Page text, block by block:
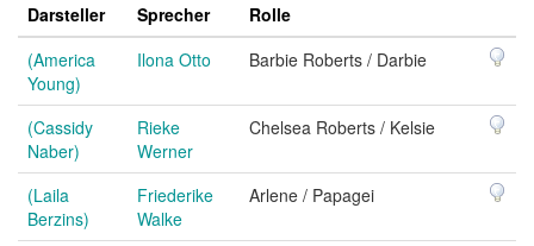
Darsteller Sprecher
Rolle
(America
Young)
Ilona Otto Barbie Roberts / Darbie
(Cassidy
Naber)
Rieke
Werner
Chelsea Roberts / Kelsie
(Laila
Berzins)
Friederike
Walke
Arlene / Papagei